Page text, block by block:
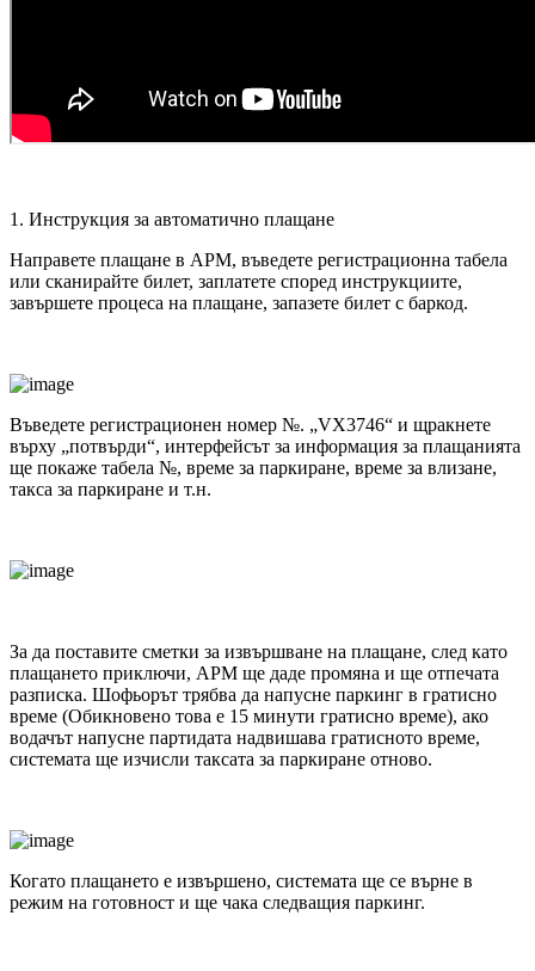
1. Инструкция за автоматично плащане
Направете плащане в APM, въведете регистрационна табела
или сканирайте билет, заплатете според инструкциите,
завършете процеса на плащане, запазете билет с баркод.
Въведете регистрационен номер №. „VX3746“ и щракнете
върху „потвърди“, интерфейсът за информация за плащанията
ще покаже табела №, време за паркиране, време за влизане,
такса за паркиране и т.н.
За да поставите сметки за извършване на плащане, след като
плащането приключи, APM ще даде промяна и ще отпечата
разписка. Шофьорът трябва да напусне паркинг в гратисно
време (Обикновено това е 15 минути гратисно време), ако
водачът напусне партидата надвишава гратисното време,
системата ще изчисли таксата за паркиране отново.
Когато плащането е извършено, системата ще се върне в
режим на готовност и ще чака следващия паркинг.